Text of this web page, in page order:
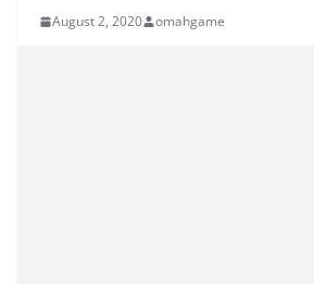
August 2, 2020 omahgame